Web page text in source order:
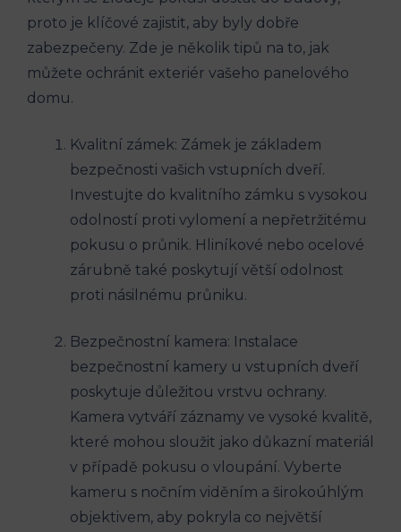
proto je klíčové zajistit, aby byly dobře
zabezpečeny. Zde je několik tipů na to, jak
můžete ochránit exteriér vašeho panelového
domu.
Kvalitní zámek: Zámek je základem
bezpečnosti vašich vstupních dveří.
Investujte do kvalitního zámku s vysokou
odolností proti vylomení a nepřetržitému
pokusu o průnik. Hliníkové nebo ocelové
zárubně také poskytují větší odolnost
proti násilnému průniku.
Bezpečnostní kamera: Instalace
bezpečnostní kamery u vstupních dveří
poskytuje důležitou vrstvu ochrany.
Kamera vytváří záznamy ve vysoké kvalitě,
které mohou sloužit jako důkazní materiál
v případě pokusu o vloupání. Vyberte
kameru s nočním viděním a širokoúhlým
objektivem, aby pokryla co největší